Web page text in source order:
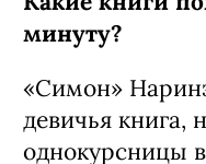
На Ринате: серьги
Роль мечты?